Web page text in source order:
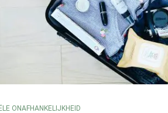
ONAFHANKELIJKHEID